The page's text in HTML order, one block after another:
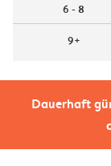
Dauerhaft
6 - 8
9+